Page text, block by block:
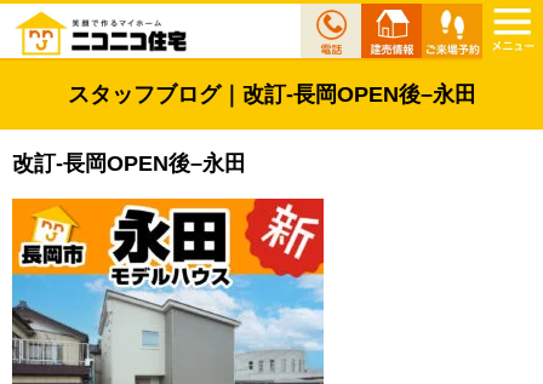
スタッフブログ｜改訂-長岡OPEN後–永田
改訂-長岡OPEN後–永田